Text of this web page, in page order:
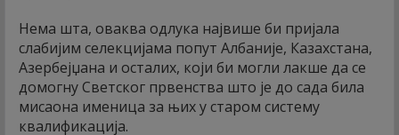
Нема шта, оваква одлука највише би пријала
слабијим селекцијама попут Албаније, Казахстана,
Азербејџана и осталих, који би могли лакше да се
домогну Светског првенства што је до сада била
мисаона именица за њих у старом систему
квалификација.